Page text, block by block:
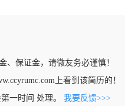
、保证金，请微友务必谨慎！
上看到该简历的！
一时间 处理。 我要反馈>>>